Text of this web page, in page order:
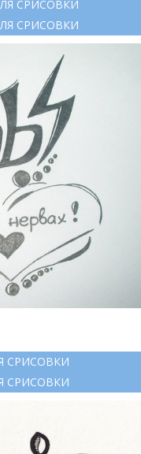
СРИСОВКИ
СРИСОВКИ
СРИСОВКИ
СРИСОВКИ